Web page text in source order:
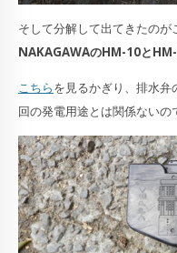
そして分解して出てきたのが
NAKAGAWAのHM-10と
こちらを見るかぎり、排水
回の発電用途とは関係ないの